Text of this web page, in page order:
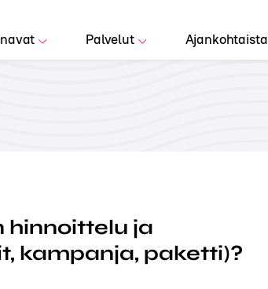
Palvelut Ajankohtaista
hinnoittelu ja
kampanja, paketti)?